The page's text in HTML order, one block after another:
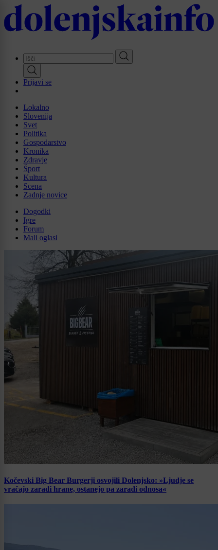
Skip
to
main
Prijavi se
Lokalno
Slovenija
Svet
Politika
Gospodarstvo
Kronika
Zdravje
Šport
Kultura
Scena
Zadnje novice
Dogodki
Igre
Forum
Mali oglasi
Kočevski Big Bear Burgerji osvojili Dolenjsko: »Ljudje se
vračajo zaradi hrane, ostanejo pa zaradi odnosa«